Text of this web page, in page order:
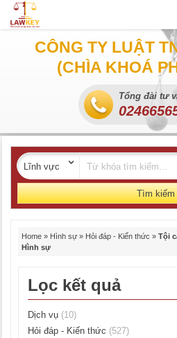
CÔNG TY LUẬT
(CHÌA KHOÁ
Tổng đài tư
Tìm kiếm
Home » Hình sự » Hỏi đáp - Kiến thức » Tội
Hình sự
Lọc kết quả
Dịch vụ (10)
Hỏi đáp - Kiến thức (527)